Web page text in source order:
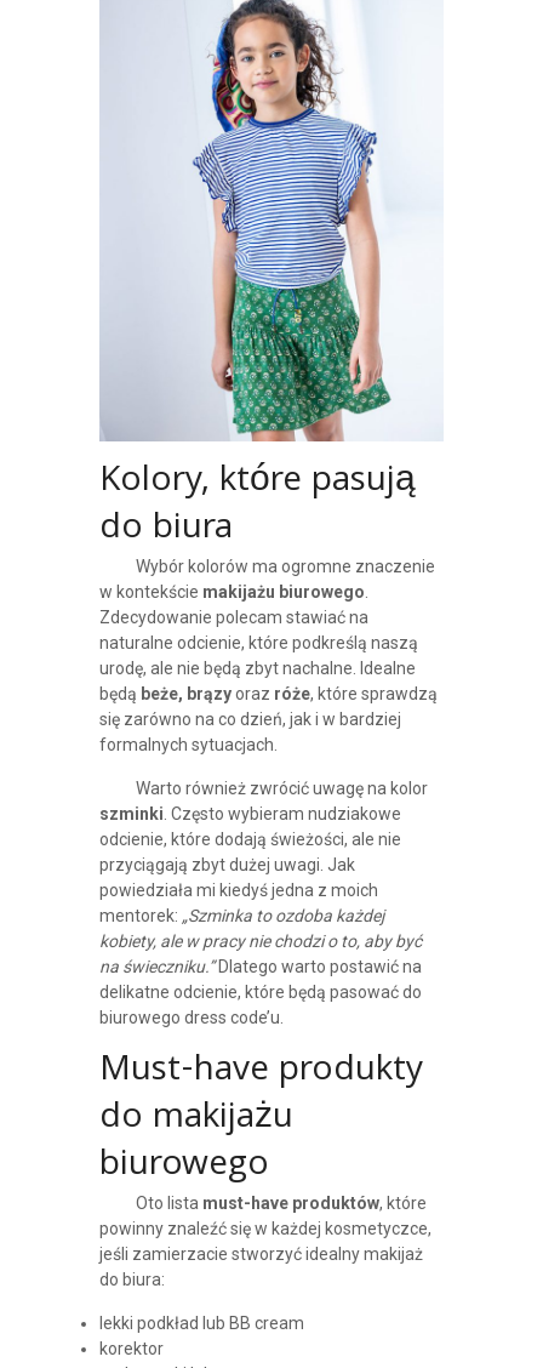
Kolory, które pasują
do biura
Wybór kolorów ma ogromne znaczenie
w kontekście makijażu biurowego
Zdecydowanie polecam stawiać na
naturalne odcienie, które podkreślą naszą
urodę, ale nie będą zbyt nachalne. Idealne
będą beże, brązyoraz róże, które sprawdzą
się zarówno na co dzień, jak i w bardziej
formalnych sytuacjach.
Warto również zwrócić uwagę na kolor
szminki . Często wybieram nudziakowe
odcienie, które dodają świeżości, ale nie
przyciągają zbyt dużej uwagi. Jak
powiedziała mi kiedyś jedna z moich
mentorek: „Szminka to ozdoba każdej
kobiety, ale w pracy nie chodzi o to, aby być
na świeczniku.”Dlatego warto postawić na
delikatne odcienie, które będą pasować do
biurowego dress code’u.
Must-have produkty
do makijażu
biurowego
Oto lista must-have produktów, które
powinny znaleźć się w każdej kosmetyczce,
jeśli zamierzacie stworzyć idealny makijaż
do biura:
lekki podkład lub BB cream
korektor